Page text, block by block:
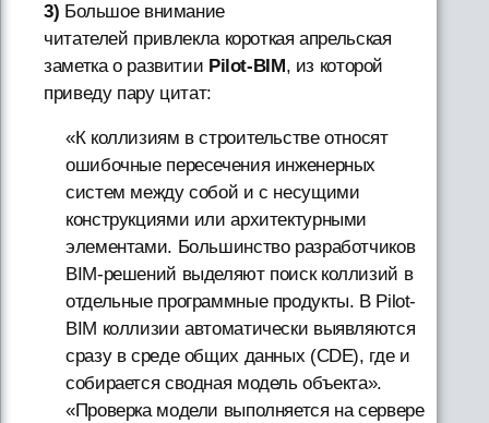
3) Большое внимание
читателей привлекла короткая апрельская
заметка о развитии Pilot-BIM , из которой
приведу пару цитат:
«К коллизиям в строительстве относят
ошибочные пересечения инженерных
систем между собой и с несущими
конструкциями или архитектурными
элементами. Большинство разработчиков
BIM-решений выделяют поиск коллизий в
отдельные программные продукты. В Pilot-
BIM коллизии автоматически выявляются
сразу в среде общих данных (CDE), где и
собирается сводная модель объекта».
«Проверка модели выполняется на сервере